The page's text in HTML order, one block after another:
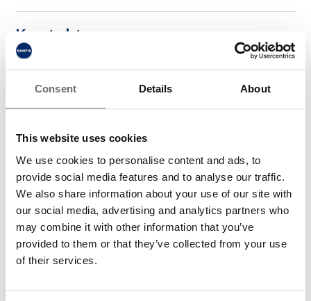
Consent Details About
This website uses cookies
We use cookies to personalise content and ads, to
provide social media features and to analyse our traffic.
We also share information about your use of our site with
our social media, advertising and analytics partners who
may combine it with other information that you’ve
provided to them or that they’ve collected from your use
of their services.
Kontakta oss
Sanifix AB är främst verksamma i stor Stockholm
med omnejd. För att vi ska kunna lämna ett pris,